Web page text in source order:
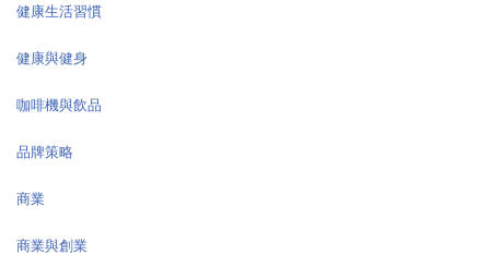
健康生活習慣
健康與健身
咖啡機與飲品
品牌策略
商業
商業與創業